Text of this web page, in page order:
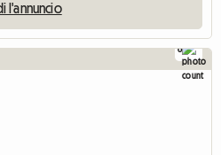
l'annuncio
6